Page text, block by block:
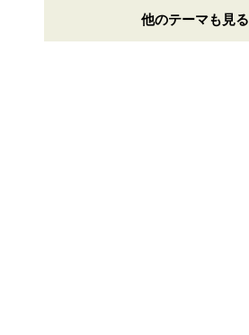
他のテーマも見る